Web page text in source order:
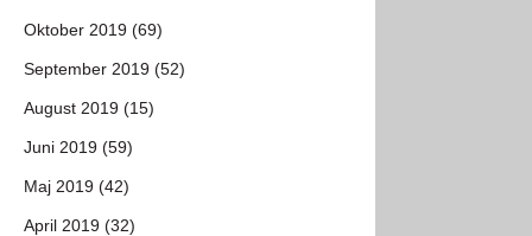
Oktober 2019 (69)
September 2019 (52)
August 2019 (15)
Juni 2019 (59)
Maj 2019 (42)
April 2019 (32)